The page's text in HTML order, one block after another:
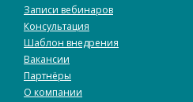
Записи вебинаров
Шаблон внедрения
Вакансии
Партнёры
О компании
Консультация